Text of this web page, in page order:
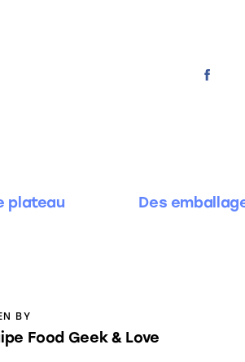
plateau
Des
BY
Food Geek & Love